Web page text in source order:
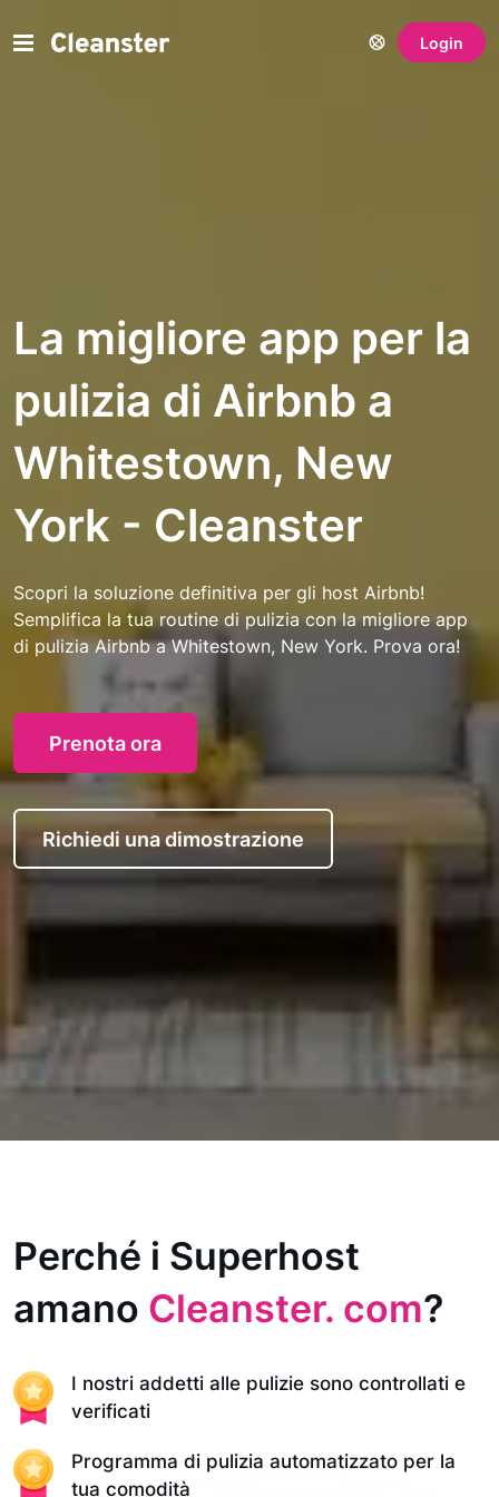
Login
La migliore app per la
pulizia di Airbnb a
Whitestown, New
York - Cleanster
Scopri la soluzione definitiva per gli host Airbnb!
Semplifica la tua routine di pulizia con la migliore app
di pulizia Airbnb a Whitestown, New York. Prova ora!
Prenota ora
Richiedi una dimostrazione
Perché i Superhost
amano Cleanster. com?
I nostri addetti alle pulizie sono controllati e
verificati
Programma di pulizia automatizzato per la
tua comodità